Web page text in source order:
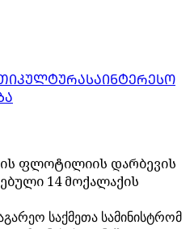
ᲙᲣᲚᲢᲣᲠᲐᲡᲐᲘᲜᲢᲔᲠᲔᲡᲝ
ფლოტილიის დარბევის
14 მოქალაქის
საქმეთა სამინისტრომ